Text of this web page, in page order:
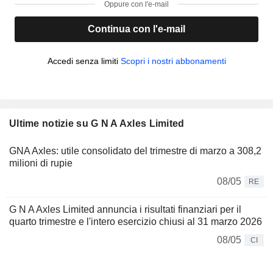
Oppure con l'e-mail
Continua con l'e-mail
Accedi senza limiti Scopri i nostri abbonamenti
Ultime notizie su G N A Axles Limited
GNA Axles: utile consolidato del trimestre di marzo a 308,2
milioni di rupie
08/05
RE
G N A Axles Limited annuncia i risultati finanziari per il
quarto trimestre e l'intero esercizio chiusi al 31 marzo 2026
08/05
CI